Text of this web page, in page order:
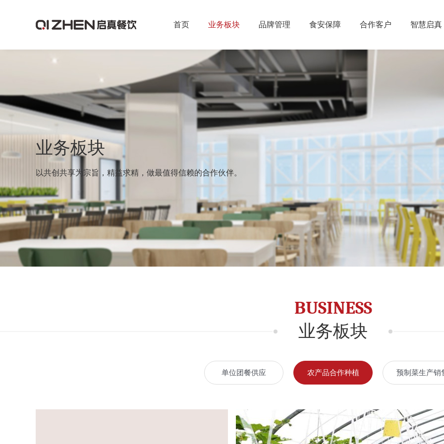
首页 业务板块 品牌管理 食安保障 合作客户 智慧启真
业务板块
以共创共享为宗旨，精益求精，做最值得信赖的合作伙伴。
BUSINESS
业务板块
单位团餐供应 农产品合作种植 预制菜生产销